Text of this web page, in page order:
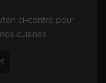
ci-contre pour
cuisines